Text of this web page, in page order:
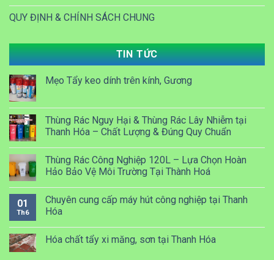
QUY ĐỊNH & CHÍNH SÁCH CHUNG
TIN TỨC
Mẹo Tẩy keo dính trên kính, Gương
Thùng Rác Nguy Hại & Thùng Rác Lây Nhiễm tại
Thanh Hóa – Chất Lượng & Đúng Quy Chuẩn
Thùng Rác Công Nghiệp 120L – Lựa Chọn Hoàn
Hảo Bảo Vệ Môi Trường Tại Thành Hoá
01
Th6
Chuyên cung cấp máy hút công nghiệp tại Thanh
Hóa
Hóa chất tẩy xi măng, sơn tại Thanh Hóa